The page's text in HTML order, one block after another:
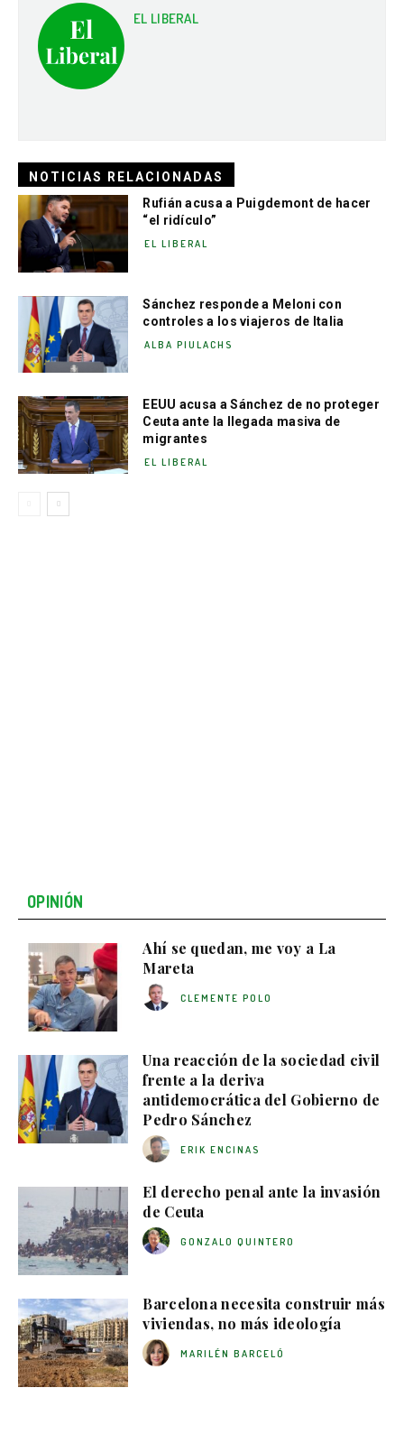
EL LIBERAL
NOTICIAS RELACIONADAS
Rufián acusa a Puigdemont de hacer
“el ridículo”
EL LIBERAL
Sánchez responde a Meloni con
controles a los viajeros de Italia
ALBA PIULACHS
EEUU acusa a Sánchez de no proteger
Ceuta ante la llegada masiva de
migrantes
EL LIBERAL
OPINIÓN
Ahí se quedan, me voy a La
Mareta
CLEMENTE POLO
Una reacción de la sociedad civil
frente a la deriva
antidemocrática del Gobierno de
Pedro Sánchez
ERIK ENCINAS
El derecho penal ante la invasión
de Ceuta
GONZALO QUINTERO
Barcelona necesita construir más
viviendas, no más ideología
MARILÉN BARCELÓ